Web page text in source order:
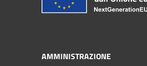
AMMINISTRAZIONE